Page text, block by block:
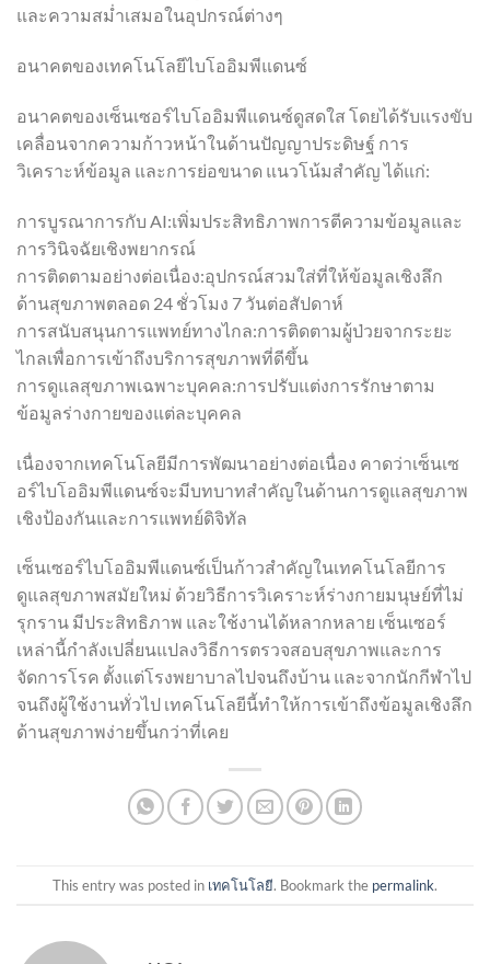
และความสม่ำเสมอในอุปกรณ์ต่างๆ
อนาคตของเทคโนโลยีไบโออิมพีแดนซ์
อนาคตของเซ็นเซอร์ไบโออิมพีแดนซ์ดูสดใส โดยได้รับแรงขับ
เคลื่อนจากความก้าวหน้าในด้านปัญญาประดิษฐ์ การ
วิเคราะห์ข้อมูล และการย่อขนาด แนวโน้มสำคัญ ได้แก่:
การบูรณาการกับ AI:เพิ่มประสิทธิภาพการตีความข้อมูลและ
การวินิจฉัยเชิงพยากรณ์
การติดตามอย่างต่อเนื่อง:อุปกรณ์สวมใส่ที่ให้ข้อมูลเชิงลึก
ด้านสุขภาพตลอด 24 ชั่วโมง 7 วันต่อสัปดาห์
การสนับสนุนการแพทย์ทางไกล:การติดตามผู้ป่วยจากระยะ
ไกลเพื่อการเข้าถึงบริการสุขภาพที่ดีขึ้น
การดูแลสุขภาพเฉพาะบุคคล:การปรับแต่งการรักษาตาม
ข้อมูลร่างกายของแต่ละบุคคล
เนื่องจากเทคโนโลยีมีการพัฒนาอย่างต่อเนื่อง คาดว่าเซ็นเซ
อร์ไบโออิมพีแดนซ์จะมีบทบาทสำคัญในด้านการดูแลสุขภาพ
เชิงป้องกันและการแพทย์ดิจิทัล
เซ็นเซอร์ไบโออิมพีแดนซ์เป็นก้าวสำคัญในเทคโนโลยีการ
ดูแลสุขภาพสมัยใหม่ ด้วยวิธีการวิเคราะห์ร่างกายมนุษย์ที่ไม่
รุกราน มีประสิทธิภาพ และใช้งานได้หลากหลาย เซ็นเซอร์
เหล่านี้กำลังเปลี่ยนแปลงวิธีการตรวจสอบสุขภาพและการ
จัดการโรค ตั้งแต่โรงพยาบาลไปจนถึงบ้าน และจากนักกีฬาไป
จนถึงผู้ใช้งานทั่วไป เทคโนโลยีนี้ทำให้การเข้าถึงข้อมูลเชิงลึก
ด้านสุขภาพง่ายขึ้นกว่าที่เคย
This entry was posted in เทคโนโลยี. Bookmark the permalink.